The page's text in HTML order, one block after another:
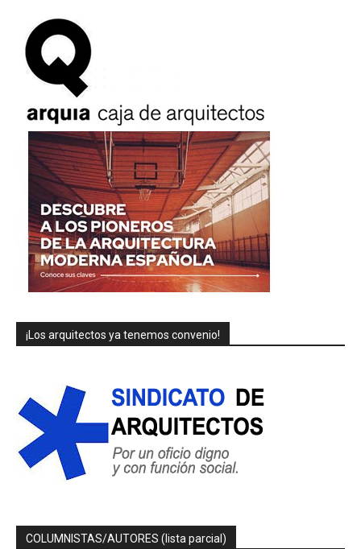
¡Los arquitectos ya tenemos convenio!
COLUMNISTAS/AUTORES (lista parcial)